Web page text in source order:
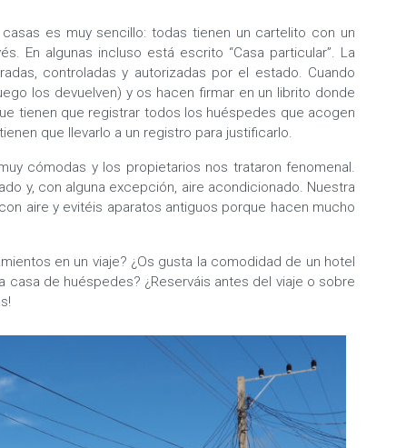
es muy sencillo: todas tienen un cartelito con un
En algunas incluso está escrito “Casa particular”. La
controladas y autorizadas por el estado. Cuando
los devuelven) y os hacen firmar en un librito donde
tienen que registrar todos los huéspedes que acogen
que llevarlo a un registro para justificarlo.
cómodas y los propietarios nos trataron fenomenal.
y, con alguna excepción, aire acondicionado. Nuestra
aire y evitéis aparatos antiguos porque hacen mucho
en un viaje? ¿Os gusta la comodidad de un hotel
de huéspedes? ¿Reserváis antes del viaje o sobre